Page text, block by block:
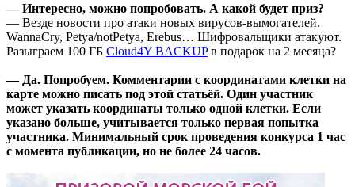
— Интересно, можно попробовать. А какой будет приз?
— Везде новости про атаки новых вирусов-вымогателей.
WannaCry, Petya/notPetya, Erebus… Шифровальщики атакуют.
Разыграем 100 ГБ Cloud4Y BACKUPв подарок на 2 месяца?
— Да. Попробуем. Комментарии с координатами клетки на
карте можно писать под этой статьёй. Один участник
может указать координаты только одной клетки. Если
указано больше, учитывается только первая попытка
участника. Минимальный срок проведения конкурса 1 час
с момента публикации, но не более 24 часов.